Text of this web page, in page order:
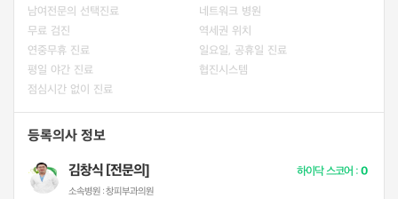
남여전문의 선택진료
네트워크 병원
무료 검진
역세권 위치
연중무휴 진료
일요일, 공휴일 진료
평일 야간 진료
협진시스템
점심시간 없이 진료
등록의사 정보
김창식 [전문의]
소속병원 :창피부과의원
하이닥 스코어 :0